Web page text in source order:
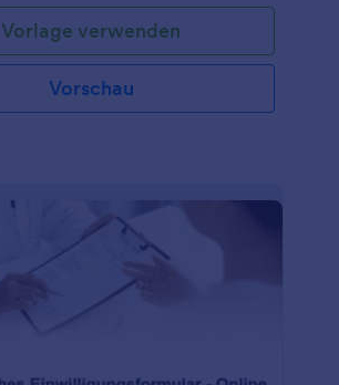
Vorlage verwenden
Vorschau